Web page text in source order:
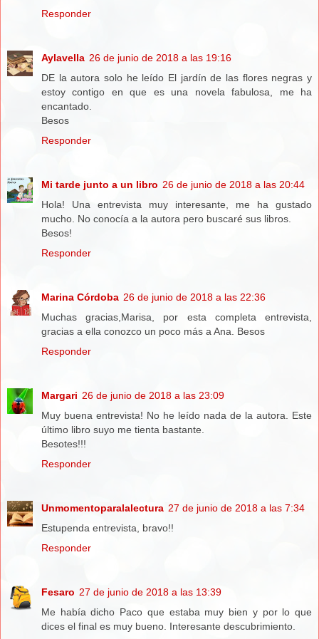
Responder
Aylavella 26 de junio de 2018 a las 19:16
DE la autora solo he leído El jardín de las flores negras y
estoy contigo en que es una novela fabulosa, me ha
encantado.
Besos
Responder
Mi tarde junto a un libro 26 de junio de 2018 a las 20:44
Hola! Una entrevista muy interesante, me ha gustado
mucho. No conocía a la autora pero buscaré sus libros.
Besos!
Responder
Marina Córdoba 26 de junio de 2018 a las 22:36
Muchas gracias,Marisa, por esta completa entrevista,
gracias a ella conozco un poco más a Ana. Besos
Responder
Margari 26 de junio de 2018 a las 23:09
Muy buena entrevista! No he leído nada de la autora. Este
último libro suyo me tienta bastante.
Besotes!!!
Responder
Unmomentoparalalectura 27 de junio de 2018 a las 7:34
Estupenda entrevista, bravo!!
Responder
Fesaro 27 de junio de 2018 a las 13:39
Me había dicho Paco que estaba muy bien y por lo que
dices el final es muy bueno. Interesante descubrimiento.